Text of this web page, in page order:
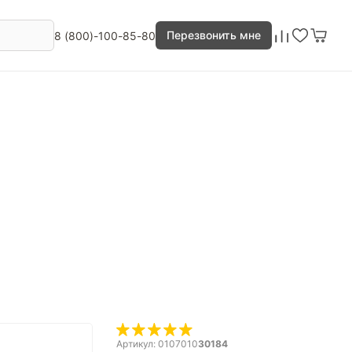
8 (800)-100-85-80 Перезвонить мне
Артикул: 010701030184